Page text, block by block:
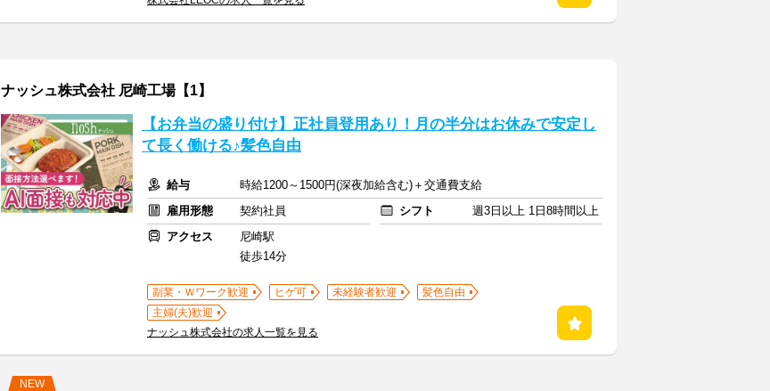
ナッシュ株式会社 尼崎工場【1】
【お弁当の盛り付け】正社員登用あり！月の半分はお休みで安定し
て長く働ける♪髪色自由
給与
時給1200～1500円(深夜加給含む)＋交通費支給
雇用形態
契約社員 シフト
週3日以上 1日8時間以上
アクセス
尼崎駅
徒歩14分
副業・Ｗワーク歓迎 ヒゲ可 未経験者歓迎
髪色自由
主婦(夫)歓迎
ナッシュ株式会社の求人一覧を見る
NEW